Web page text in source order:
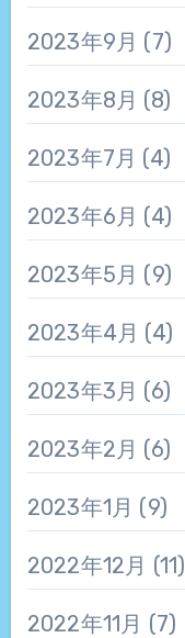
2023年9月 (7)
2023年8月 (8)
2023年7月 (4)
2023年6月 (4)
2023年5月 (9)
2023年4月 (4)
2023年3月 (6)
2023年2月 (6)
2023年1月 (9)
2022年12月 (11)
2022年11月 (7)